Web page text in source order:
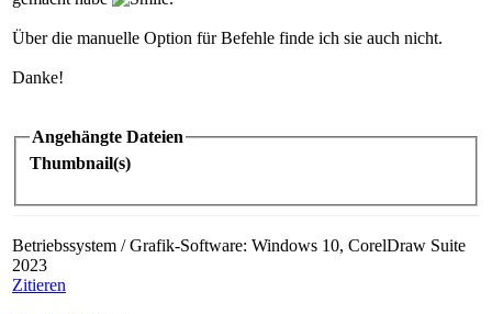
Über die manuelle Option für Befehle finde ich sie auch nicht.
Danke!
Angehängte Dateien
Thumbnail(s)
Betriebssystem / Grafik-Software: Windows 10, CorelDraw Suite
2023
Zitieren